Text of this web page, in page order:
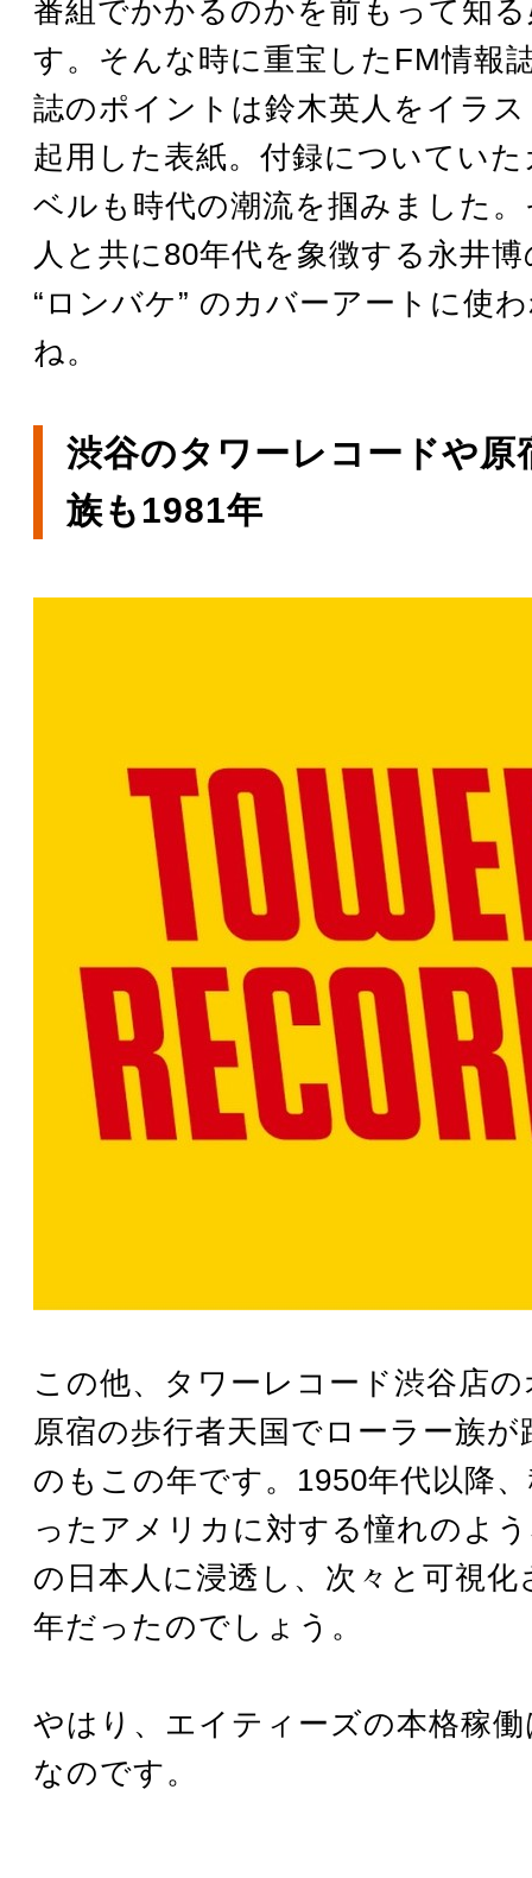
番組でかかるのかを前もって知
す。そんな時に重宝したFM情報
誌のポイントは鈴木英人をイラ
起用した表紙。付録についてい
ベルも時代の潮流を掴みました
人と共に80年代を象徴する永井
“ロンバケ” のカバーアートに使
ね。
渋谷のタワーレコードや原
族も1981年
この他、タワーレコード渋谷店
原宿の歩行者天国でローラー族
のもこの年です。1950年代以降
ったアメリカに対する憧れのよ
の日本人に浸透し、次々と可視
年だったのでしょう。
やはり、エイティーズの本格稼
なのです。